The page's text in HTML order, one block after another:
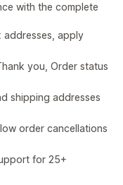
with the complete
addresses, apply
you, Order status
shipping addresses
order cancellations
for 25+